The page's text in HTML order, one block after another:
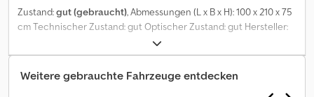
Zustand:gut (gebraucht), Abmessungen (L x B x H): 100 x 210 x 75
cm Technischer Zustand: gut Optischer Zustand: gut Hersteller:
Clean Mat Trucks B.V. Wageningsestraat 17 6673DB ANDELST, NL
Crjdpfoztdx Iex Agujf
Weitere gebrauchte Fahrzeuge entdecken